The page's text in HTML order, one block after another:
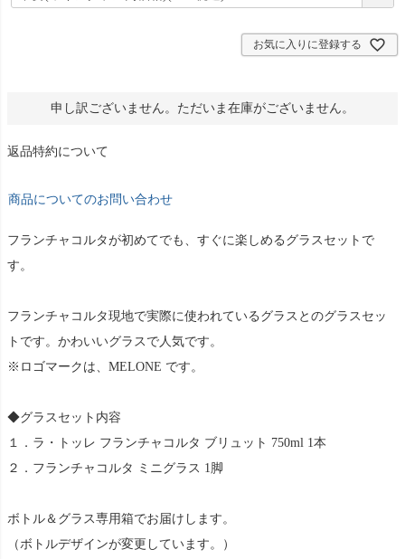
お気に入りに登録する
申し訳ございません。ただいま在庫がございません。
返品特約について
商品についてのお問い合わせ
フランチャコルタが初めてでも、すぐに楽しめるグラスセットで
す。
フランチャコルタ現地で実際に使われているグラスとのグラスセッ
トです。かわいいグラスで人気です。
※ロゴマークは、MELONE です。
◆グラスセット内容
１．ラ・トッレ フランチャコルタ ブリュット 750ml 1本
２．フランチャコルタ ミニグラス 1脚
ボトル＆グラス専用箱でお届けします。
（ボトルデザインが変更しています。）